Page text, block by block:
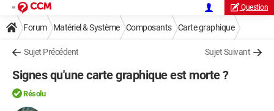
Question
Forum Matériel & Système Composants Carte graphique
Sujet Précédent Sujet Suivant
Signes qu'une carte graphique est morte ?
Résolu